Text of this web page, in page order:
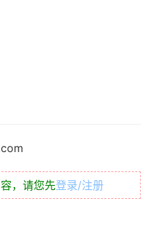
，请您先登录/注册